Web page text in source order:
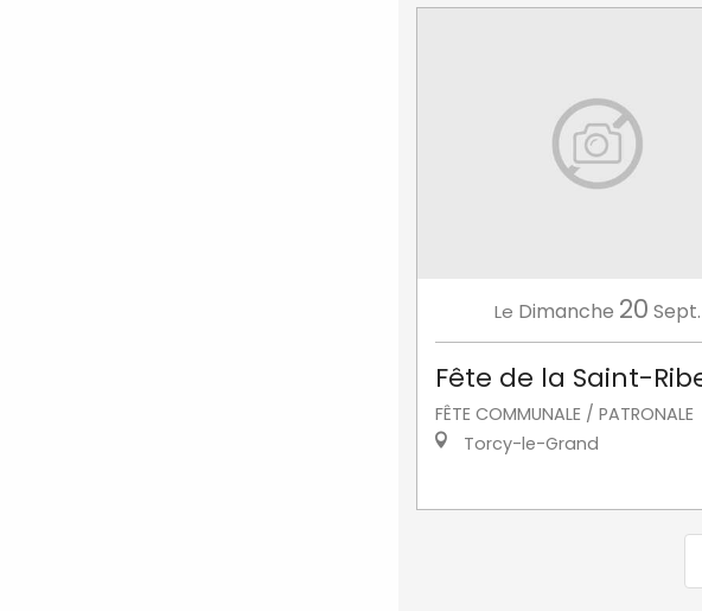
Le Dimanche 20 Sept.
Fête de la Saint-
FÊTE COMMUNALE / PATRONALE
Torcy-le-Grand